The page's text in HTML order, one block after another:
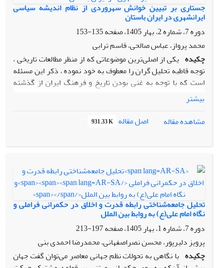
جستاری بر تبیین خوانش سهروردی از نظام اندیشه سیاسی
ایرانشهری در ایران باستان
دوره 7، شماره 2، بهار 1405، صفحه
135-153
محمد پرواز، عباس صالحی، قاسم ترابی
چکیده یکی از اصلی‌ترین موضوعاتی که از منظر مطالعات تاریخی ،
توجه قاطبه تحلیل گران را معطوف به خود نموده ، ذکر این مسئله
است که با توجه به غنی بودن تاریخ و فرهنگ ایران از گذشته
تاکنون ، سهروردی چگونه و با چه اصولی می خواهد از منابع
فرهنگی و فکری ایران باستان بهره برداری نموده و این اصول را
در قالب یک نظام اندیشه سیاسی منسجم و نوین تبیین و تحلیل
نماید. سوال این است که تبیین سهروردی از اصول و ارزشهای
بهره گیری از مفهوم حکمت اشراقی ، اصول و ارزشهای نظام
اندیشه سیاسی ایرانشهری را به گونه ای تبیین و تفسیر نموده که
بر پایه آن ، حکمرانی متوازن و عادلانه به عنوان یک اصل اصولی در
سیاست معرفی شده است. پژوهش حاضر از نوع بنیادی و با روش
کیفی و رویکرد توصیفی – تحلیلی و به شیوه کتابخانه ای –
اسنادی(فیش برداری) طراحی و تدوین شده است. هدف از این
پژوهش تبیین اندیشه سهروردی از نظام اندیشه سیاسی
ایرانشهری در ایران باستان می باشد. یافته ها نشان می دهند که
سهروردی با تلفیق حکمت اشراقی و میراث فرهنگی ایران باستان ،
بیشتر
مشاهده مقاله
اصل مقاله 931.33 K
تحلیل جامعه‌شناختی رابطه قدرت و اخلاق در حکمرانی فراملیو
نگاه امام علی(ع) به روابط بین الملل
دوره 7، شماره 1، بهار 1405، صفحه
197-213
پرویز دلیرپور، محسن نصراصفهانی، محمدرضا احمدی بنی
چکیده با نگاهی به تحولات نظم جهانی معاصر می‌توان گفت جهان